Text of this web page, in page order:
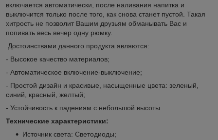
включается автоматически, после наливания напитка и
выключится только после того, как снова станет пустой. Такая
хитрость не позволит Вашим друзьям обманывать Вас и
попивать весь вечер одну рюмку.
Достоинствами данного продукта являются:
- Высокое качество материалов;
- Автоматическое включение-выключение;
- Простой дизайн и красивые, насыщенные цвета: зеленый,
синий, красный, желтый;
- Устойчивость к падениям с небольшой высоты.
Технические характеристики:
Источник света: Светодиоды;